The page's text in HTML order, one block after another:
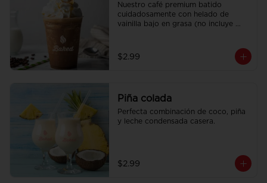
Nuestro café premium batido
cuidadosamente con helado de
vainilla bajo en grasa (no incluye
$2.99
Piña colada
Perfecta combinación de coco, piña
y leche condensada casera.
$2.99